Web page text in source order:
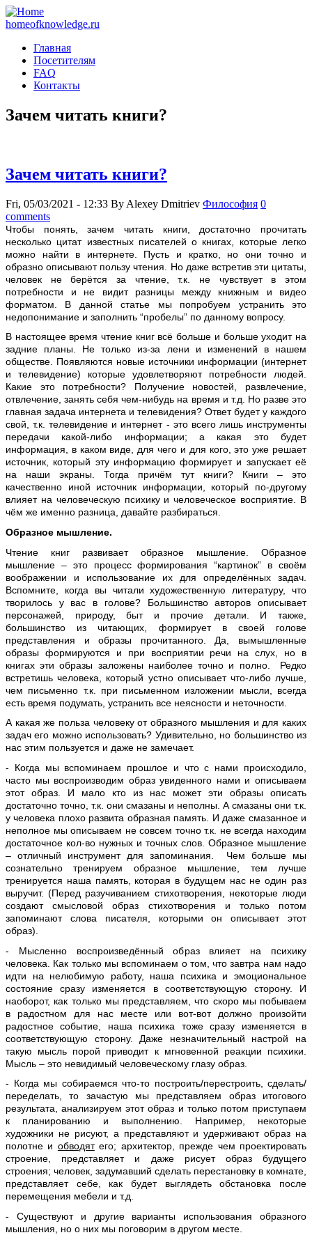
homeofknowledge.ru
Главная
Посетителям
FAQ
Контакты
Зачем читать книги?
Зачем читать книги?
Fri, 05/03/2021 - 12:33 By Alexey Dmitriev Философия 0
comments
Чтобы понять, зачем читaть книги, достаточно прочитать
несколько цитат известных писателей о книгах, которые легко
можно найти в интернете. Пусть и кратко, но они точно и
образно описывают пользу чтения. Но даже встретив эти цитаты,
человек не берётся за чтение, т.к. не чувствует в этом
потребности и не видит разницы между книжным и видео
форматом. В данной статье мы попробуем устранить это
недопонимание и заполнить “пробелы” по данному вопросу.
В настоящее время чтение книг всё больше и больше уходит на
задние планы. Не только из-за лени и изменений в нашем
обществе. Появляются новые источники информации (интернет
и телевидение) которые удовлетворяют потребности людей.
Какие это потребности? Получение новостей, развлечение,
отвлечение, занять себя чем-нибудь на время и т.д. Но разве это
главная задача интернета и телевидения? Ответ будет у каждого
свой, т.к. телевидение и интернет - это всего лишь инструменты
передачи какой-либо информации; а какая это будет
информация, в каком виде, для чего и для кого, это уже решает
источник, который эту информацию формирует и запускает её
на наши экраны. Тогда причём тут книги? Книги – это
качественно иной источник информации, который по-другому
влияет на человеческую психику и человеческое восприятие. В
чём же именно разница, давайте разбираться.
Образное мышление.
Чтение книг развивает образное мышление. Образное
мышление – это процесс формирования “картинок” в своём
воображении и использование их для определённых задач.
Вспомните, когда вы читали художественную литературу, что
творилось у вас в голове? Большинство авторов описывает
персонажей, природу, быт и прочие детали. И также,
большинство из читающих, формирует в своей голове
представления и образы прочитанного. Да, вымышленные
образы формируются и при восприятии речи на слух, но в
книгах эти образы заложены наиболее точно и полно. Редко
встретишь человека, который устно описывает что-либо лучше,
чем письменно т.к. при письменном изложении мысли, всегда
есть время подумать, устранить все неясности и неточности.
А какая же польза человеку от образного мышления и для каких
задач его можно использовать? Удивительно, но большинство из
нас этим пользуется и даже не замечает.
- Когда мы вспоминаем прошлое и что с нами происходило,
часто мы воспроизводим образ увиденного нами и описываем
этот образ. И мало кто из нас может эти образы описать
достаточно точно, т.к. они смазаны и неполны. А смазаны они т.к.
у человека плохо развита образная память. И даже смазанное и
неполное мы описываем не совсем точно т.к. не всегда находим
достаточное кол-во нужных и точных слов. Образное мышление
– отличный инструмент для запоминания. Чем больше мы
сознательно тренируем образное мышление, тем лучше
тренируется наша память, которая в будущем нас не один раз
выручит. (Перед разучиванием стихотворения, некоторые люди
создают смысловой образ стихотворения и только потом
запоминают слова писателя, которыми он описывает этот
образ).
- Мысленно воспроизведённый образ влияет на психику
человека. Как только мы вспоминаем о том, что завтра нам надо
идти на нелюбимую работу, наша психика и эмоциональное
состояние сразу изменяется в соответствующую сторону. И
наоборот, как только мы представляем, что скоро мы побываем
в радостном для нас месте или вот-вот должно произойти
радостное событие, наша психика тоже сразу изменяется в
соответствующую сторону. Даже незначительный настрой на
такую мысль порой приводит к мгновенной реакции психики.
Мысль – это невидимый человеческому глазу образ.
- Когда мы собираемся что-то построить/перестроить, сделать/
переделать, то зачастую мы представляем образ итогового
результата, анализируем этот образ и только потом приступаем
к планированию и выполнению. Например, некоторые
художники не рисуют, а представляют и удерживают образ на
полотне и обводятего; архитектор, прежде чем проектировать
строение, представляет и даже рисует образ будущего
строения; человек, задумавший сделать перестановку в комнате,
представляет себе, как будет выглядеть обстановка после
перемещения мебели и т.д.
- Существуют и другие варианты использования образного
мышления, но о них мы поговорим в другом месте.